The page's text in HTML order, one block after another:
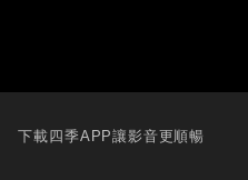
下載四季APP讓影音更順暢